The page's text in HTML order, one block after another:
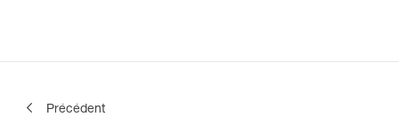
Précédent